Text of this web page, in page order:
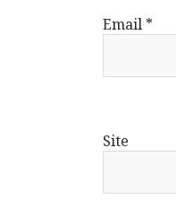
Email *
Site